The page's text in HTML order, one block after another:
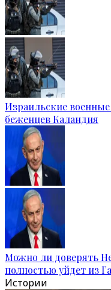
Израильские военные
беженцев Каландия
Можно ли доверять
полностью уйдет из
Истории